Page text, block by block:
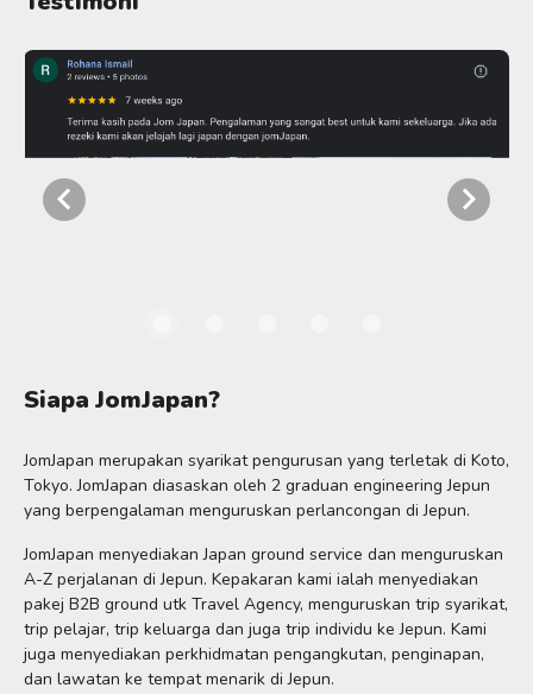
Siapa JomJapan?
JomJapan merupakan syarikat pengurusan yang terletak di Koto,
Tokyo. JomJapan diasaskan oleh 2 graduan engineering Jepun
yang berpengalaman menguruskan perlancongan di Jepun.
JomJapan menyediakan Japan ground service dan menguruskan
A-Z perjalanan di Jepun. Kepakaran kami ialah menyediakan
pakej B2B ground utk Travel Agency, menguruskan trip syarikat,
trip pelajar, trip keluarga dan juga trip individu ke Jepun. Kami
juga menyediakan perkhidmatan pengangkutan, penginapan,
dan lawatan ke tempat menarik di Jepun.